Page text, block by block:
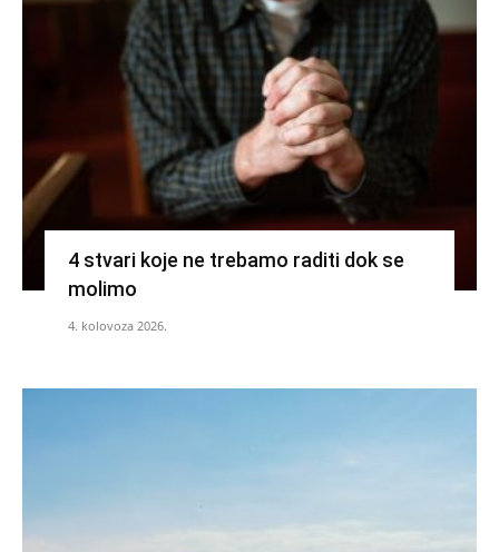
4 stvari koje ne trebamo raditi dok se
molimo
4. kolovoza 2026.